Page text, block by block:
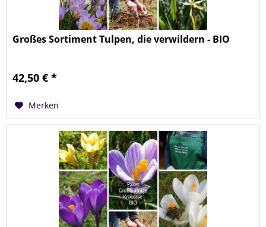
Großes Sortiment Tulpen, die verwildern - BIO
42,50 € *
Merken